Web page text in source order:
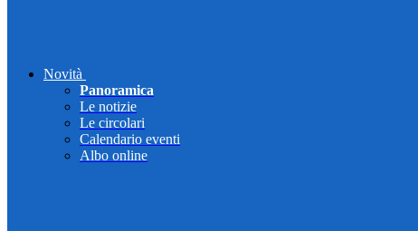
Novità
Panoramica
Le notizie
Le circolari
Calendario eventi
Albo online